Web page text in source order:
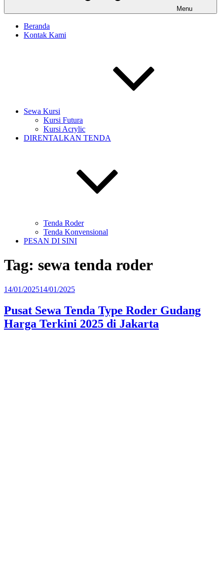
Menu
Beranda
Kontak Kami
Sewa Kursi
Kursi Futura
Kursi Acrylic
DIRENTALKAN TENDA
Tenda Roder
Tenda Konvensional
PESAN DI SINI
Tag: sewa tenda roder
Diposkan
14/01/202514/01/2025
Pusat Sewa Tenda Type Roder Gudang
Harga Terkini 2025 di Jakarta